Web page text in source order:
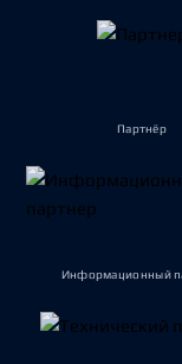
Партнёр
Информационный